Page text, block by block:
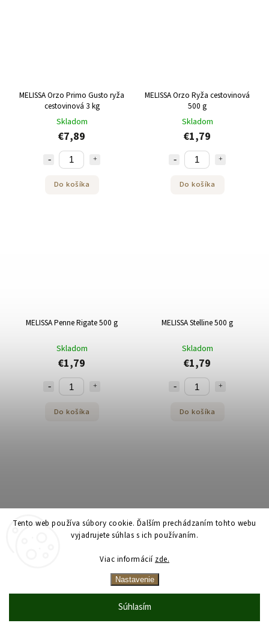
Tento web používa súbory cookie. Ďalším prechádzaním tohto webu
vyjadrujete súhlas s ich používaním.
Viac informácií zde.
Nastavenie
Súhlasím
MELISSA Orzo Primo Gusto ryža
cestovinová 3 kg
Skladom
€7,89
Do košíka
MELISSA Orzo Ryža cestovinová
500 g
Skladom
€1,79
Do košíka
MELISSA Penne Rigate 500 g
Skladom
€1,79
Do košíka
MELISSA Stelline 500 g
Skladom
€1,79
Do košíka
€6,59 €1,79